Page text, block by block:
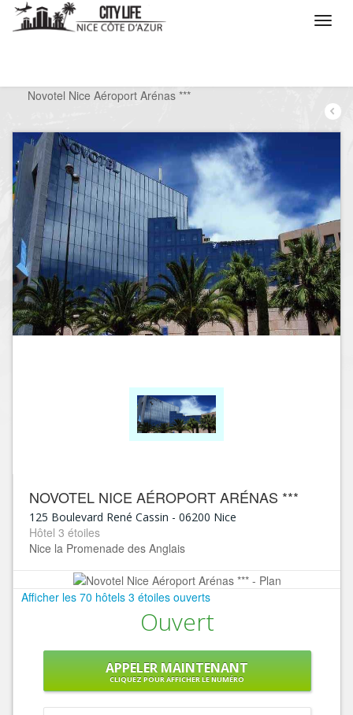
Novotel Nice Aéroport Arénas ***
NOVOTEL NICE AÉROPORT ARÉNAS ***
125 Boulevard René Cassin - 06200 Nice
Hôtel 3 étoiles
Nice la Promenade des Anglais
Afficher les 70 hôtels 3 étoiles ouverts
Ouvert
APPELER MAINTENANT
CLIQUEZ POUR AFFICHER LE NUMÉRO